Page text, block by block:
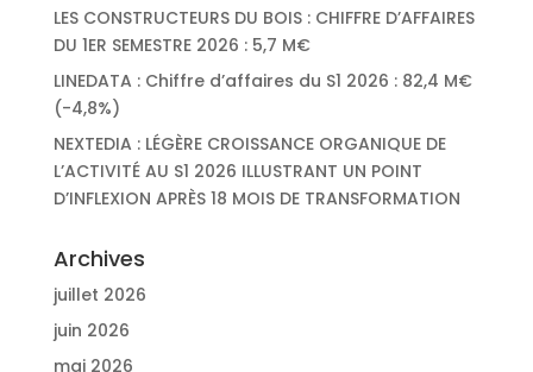
LES CONSTRUCTEURS DU BOIS : CHIFFRE D’AFFAIRES
DU 1ER SEMESTRE 2026 : 5,7 M€
LINEDATA : Chiffre d’affaires du S1 2026 : 82,4 M€
(-4,8%)
NEXTEDIA : LÉGÈRE CROISSANCE ORGANIQUE DE
L’ACTIVITÉ AU S1 2026 ILLUSTRANT UN POINT
D’INFLEXION APRÈS 18 MOIS DE TRANSFORMATION
Archives
juillet 2026
juin 2026
mai 2026